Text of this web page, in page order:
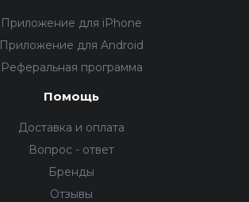
Приложение для iPhone
Приложение для Android
Реферальная программа
Помощь
Доставка и оплата
Вопрос - ответ
Бренды
Отзывы